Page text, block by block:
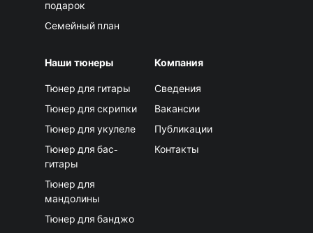
подарок
Cемейный план
Наши тюнеры
Тюнер для гитары
Тюнер для скрипки
Тюнер для укулеле
Тюнер для бас-
гитары
Тюнер для
мандолины
Тюнер для банджо
Компания
Сведения
Вакансии
Публикации
Контакты